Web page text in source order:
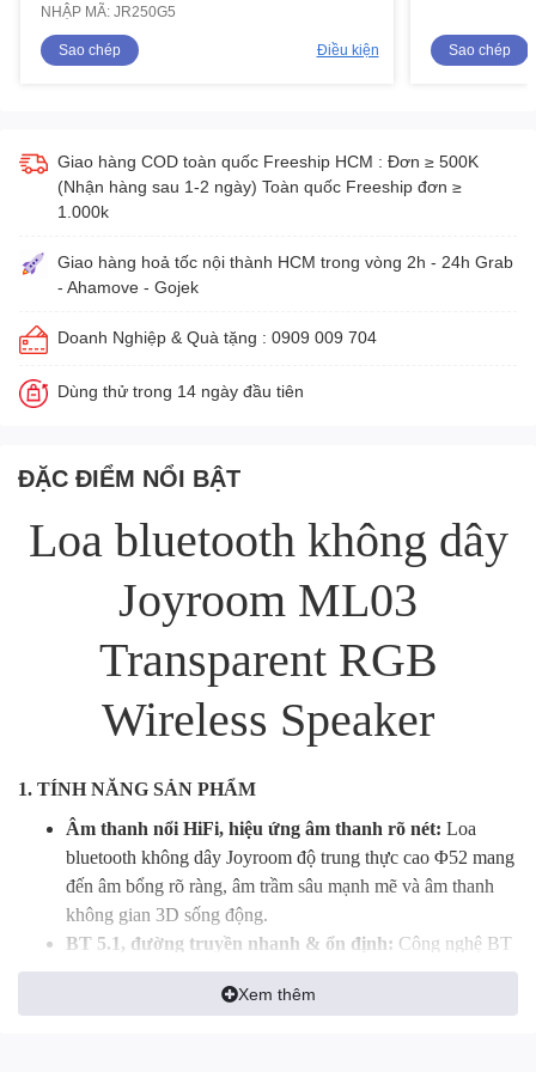
NHẬP MÃ: JR250G5
Sao chép Điều kiện Sao chép
Giao hàng COD toàn quốc Freeship HCM : Đơn ≥ 500K
(Nhận hàng sau 1-2 ngày) Toàn quốc Freeship đơn ≥
1.000k
Giao hàng hoả tốc nội thành HCM trong vòng 2h - 24h Grab
- Ahamove - Gojek
Doanh Nghiệp & Quà tặng : 0909 009 704
Dùng thử trong 14 ngày đầu tiên
ĐẶC ĐIỂM NỔI BẬT
Loa bluetooth không dây
Joyroom ML03
Transparent RGB
Wireless Speaker
1. TÍNH NĂNG SẢN PHẨM
Âm thanh nổi HiFi, hiệu ứng âm thanh rõ nét: Loa
bluetooth không dây Joyroom độ trung thực cao Φ52 mang
đến âm bổng rõ ràng, âm trầm sâu mạnh mẽ và âm thanh
không gian 3D sống động.
BT 5.1, đường truyền nhanh & ổn định: Công nghệ BT
5.1 kết nối tức thì, đường truyền ổn định, độ trễ thấp, khả
năng chống nhiễu cao, tự động kết nối lại.
Xem thêm